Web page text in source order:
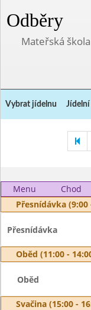
Odběry
Mateřská
Vybrat jídelnu
Menu Chod
Přesnídávka (9:00
Přesnídávka
Oběd (11:00 -
Oběd
Svačina (15:00 -